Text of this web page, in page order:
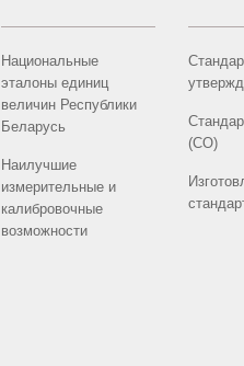
Национальные
эталоны единиц
величин Республики
Беларусь
Наилучшие
измерительные и
калибровочные
возможности
(СО)